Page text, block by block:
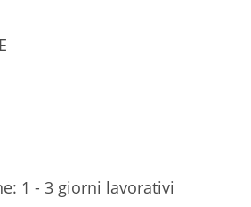
1 - 3 giorni lavorativi